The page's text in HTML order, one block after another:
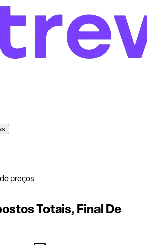
preços
Totais, Final De